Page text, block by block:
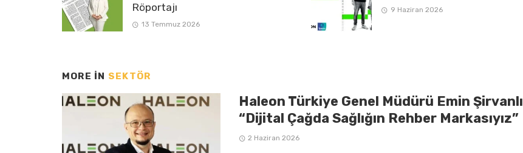
Röportajı
13 Temmuz 2026
9 Haziran 2026
MORE IN SEKTÖR
Haleon Türkiye Genel Müdürü Emin Şirvanlı
“Dijital Çağda Sağlığın Rehber Markasıyız”
2 Haziran 2026